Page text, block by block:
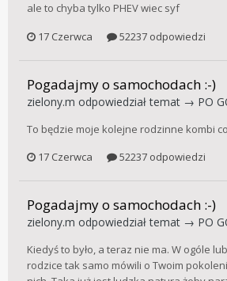
ale to chyba tylko PHEV wiec syf
17 Czerwca
52237 odpowiedzi
Pogadajmy o samochodach :-)
zielony.m odpowiedział temat → PO
To będzie moje kolejne rodzinne kombi
17 Czerwca
52237 odpowiedzi
Pogadajmy o samochodach :-)
zielony.m odpowiedział temat → PO
Kiedyś to było, a teraz nie ma. W ogóle
rodzice tak samo mówili o Twoim